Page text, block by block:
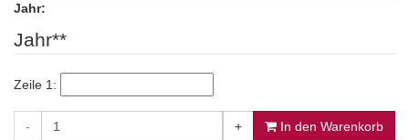
Jahr:
Jahr**
Zeile 1:
- + In den Warenkorb